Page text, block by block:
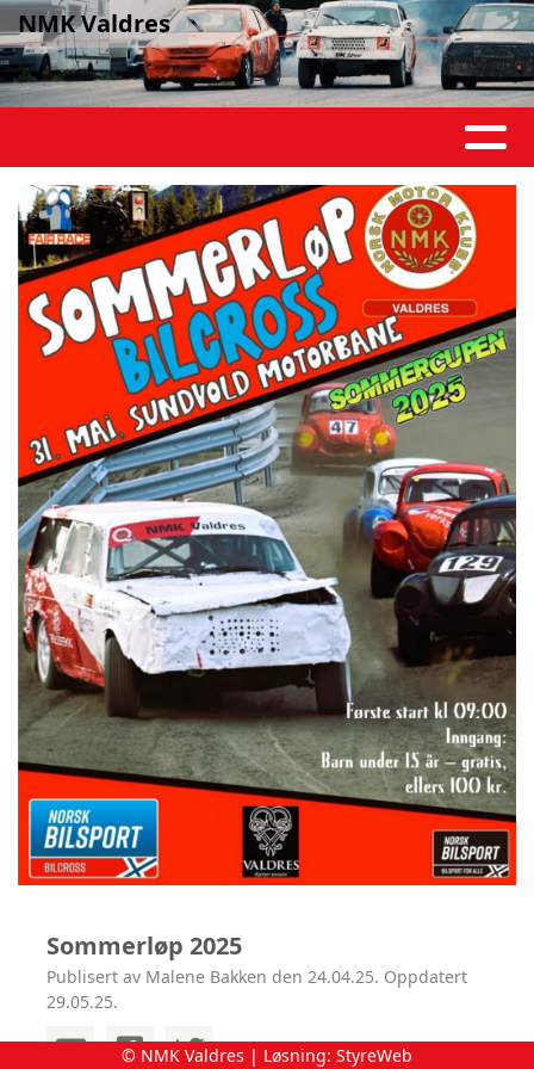
NMK Valdres
Sommerløp 2025
Publisert av Malene Bakken den 24.04.25. Oppdatert
29.05.25.
© NMK Valdres | Løsning: StyreWeb